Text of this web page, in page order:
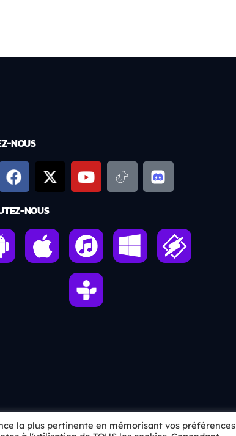
NOUS
NOUS
la plus pertinente en mémorisant vos préférences